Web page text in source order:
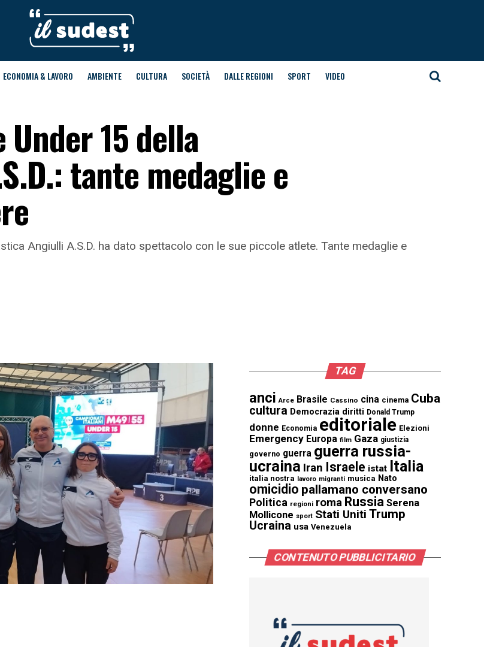
ECONOMIA & LAVORO AMBIENTE CULTURA SOCIETÀ DALLE REGIONI SPORT VIDEO
15 della
tante medaglie e
Angiulli A.S.D. ha dato spettacolo con le sue piccole atlete. Tante medaglie e
TAG
anci Arce Brasile Cassino cina cinema Cuba
cultura Democrazia diritti Donald Trump
donne Economia editoriale Elezioni
Emergency Europa film Gaza giustizia
governo guerra guerra russia-
ucraina Iran Israele istat Italia
italia nostra lavoro migranti musica Nato
omicidio pallamano conversano
Politica regioni roma Russia Serena
Mollicone sport Stati Uniti Trump
Ucraina usa Venezuela
CONTENUTO PUBBLICITARIO